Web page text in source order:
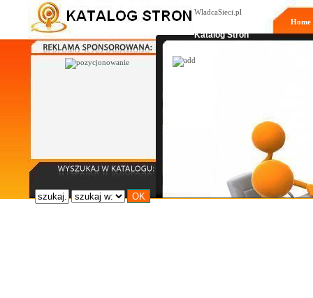
WladcaSieci.pl
Katalog Stron
Home